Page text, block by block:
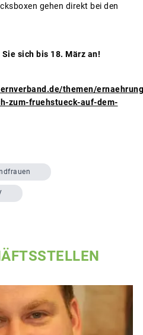
gehen direkt bei den
sich bis 18. März an!
themen/
zum-fruehstueck-auf-dem-